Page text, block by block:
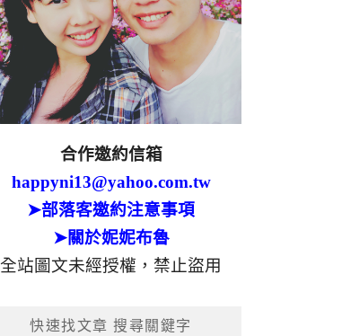
合作邀約信箱
happyni13@yahoo.com.tw
➤部落客邀約注意事項
➤關於妮妮布魯
全站圖文未經授權，禁止盜用
快速找文章 搜尋關鍵字